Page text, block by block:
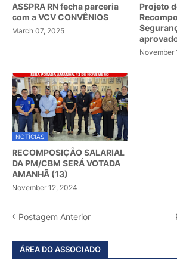
ASSPRA RN fecha parceria
com a VCV CONVÊNIOS
March 07, 2025
Projeto
November
NOTÍCIAS
RECOMPOSIÇÃO SALARIAL
DA PM/CBM SERÁ VOTADA
AMANHÃ (13)
November 12, 2024
Postagem Anterior
ÁREA DO ASSOCIADO